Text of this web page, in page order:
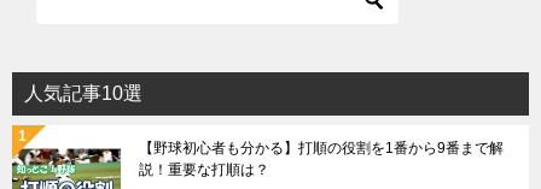
人気記事10選
【野球初心者も分かる】打順の役割を1番から9番まで解
説！重要な打順は？